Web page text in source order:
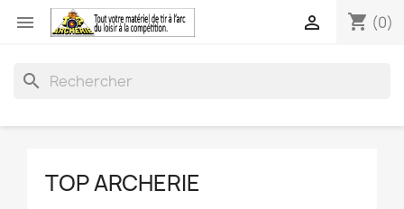
 shopping_cart (0)

search
TOP ARCHERIE